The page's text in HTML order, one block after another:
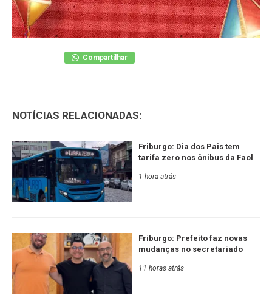
Compartilhar
NOTÍCIAS RELACIONADAS:
Friburgo: Dia dos Pais tem
tarifa zero nos ônibus da Faol
1 hora atrás
Friburgo: Prefeito faz novas
mudanças no secretariado
11 horas atrás